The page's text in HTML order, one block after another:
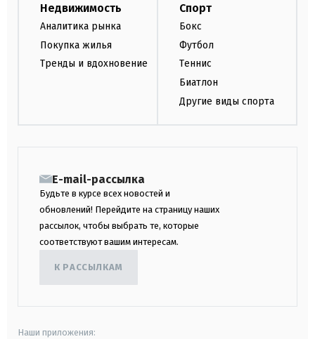
Недвижимость
Аналитика рынка
Покупка жилья
Тренды и вдохновение
Спорт
Бокс
Футбол
Теннис
Биатлон
Другие виды спорта
E-mail-рассылка
Будьте в курсе всех новостей и
обновлений! Перейдите на страницу наших
рассылок, чтобы выбрать те, которые
соответствуют вашим интересам.
К РАССЫЛКАМ
Наши приложения: